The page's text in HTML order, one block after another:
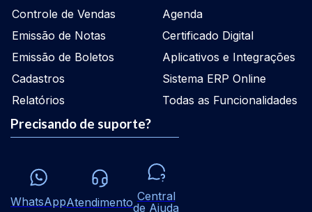
Controle de Vendas
Emissão de Notas
Emissão de Boletos
Cadastros
Relatórios
Agenda
Certificado Digital
Aplicativos e Integrações
Sistema ERP Online
Todas as Funcionalidades
Precisando de suporte?
WhatsAppAtendimento Central
de Ajuda